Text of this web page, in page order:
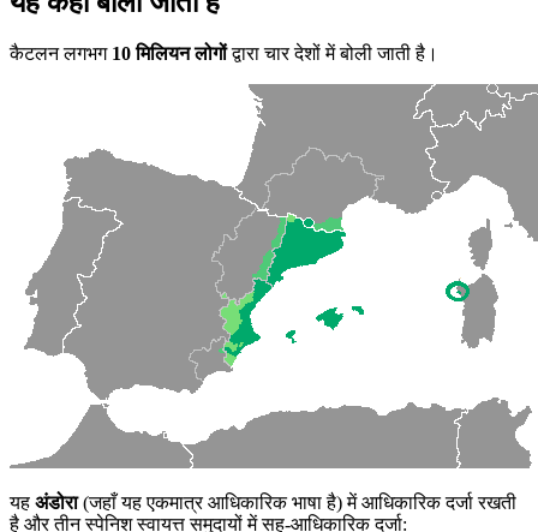
कैटलन लगभग 10 मिलियन लोगोंद्वारा चार देशों में बोली जाती है।
यह अंडोरा(जहाँ यह एकमात्र आधिकारिक भाषा है) में आधिकारिक दर्जा रखती
है और तीन स्पेनिश स्वायत्त समुदायों में सह-आधिकारिक दर्जा: